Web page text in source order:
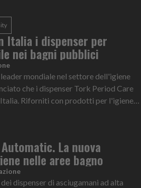
Italia i dispenser per
nei bagni pubblici
mondiale nel settore dell'igiene
che i dispenser Tork Period Care
Riforniti con prodotti per l'igiene
La nuova
nelle aree bagno
dispenser di asciugamani ad alta